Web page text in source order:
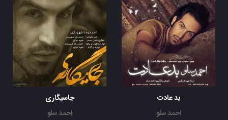
بد عادت
احمد سلو
جاسیگاری
احمد سلو